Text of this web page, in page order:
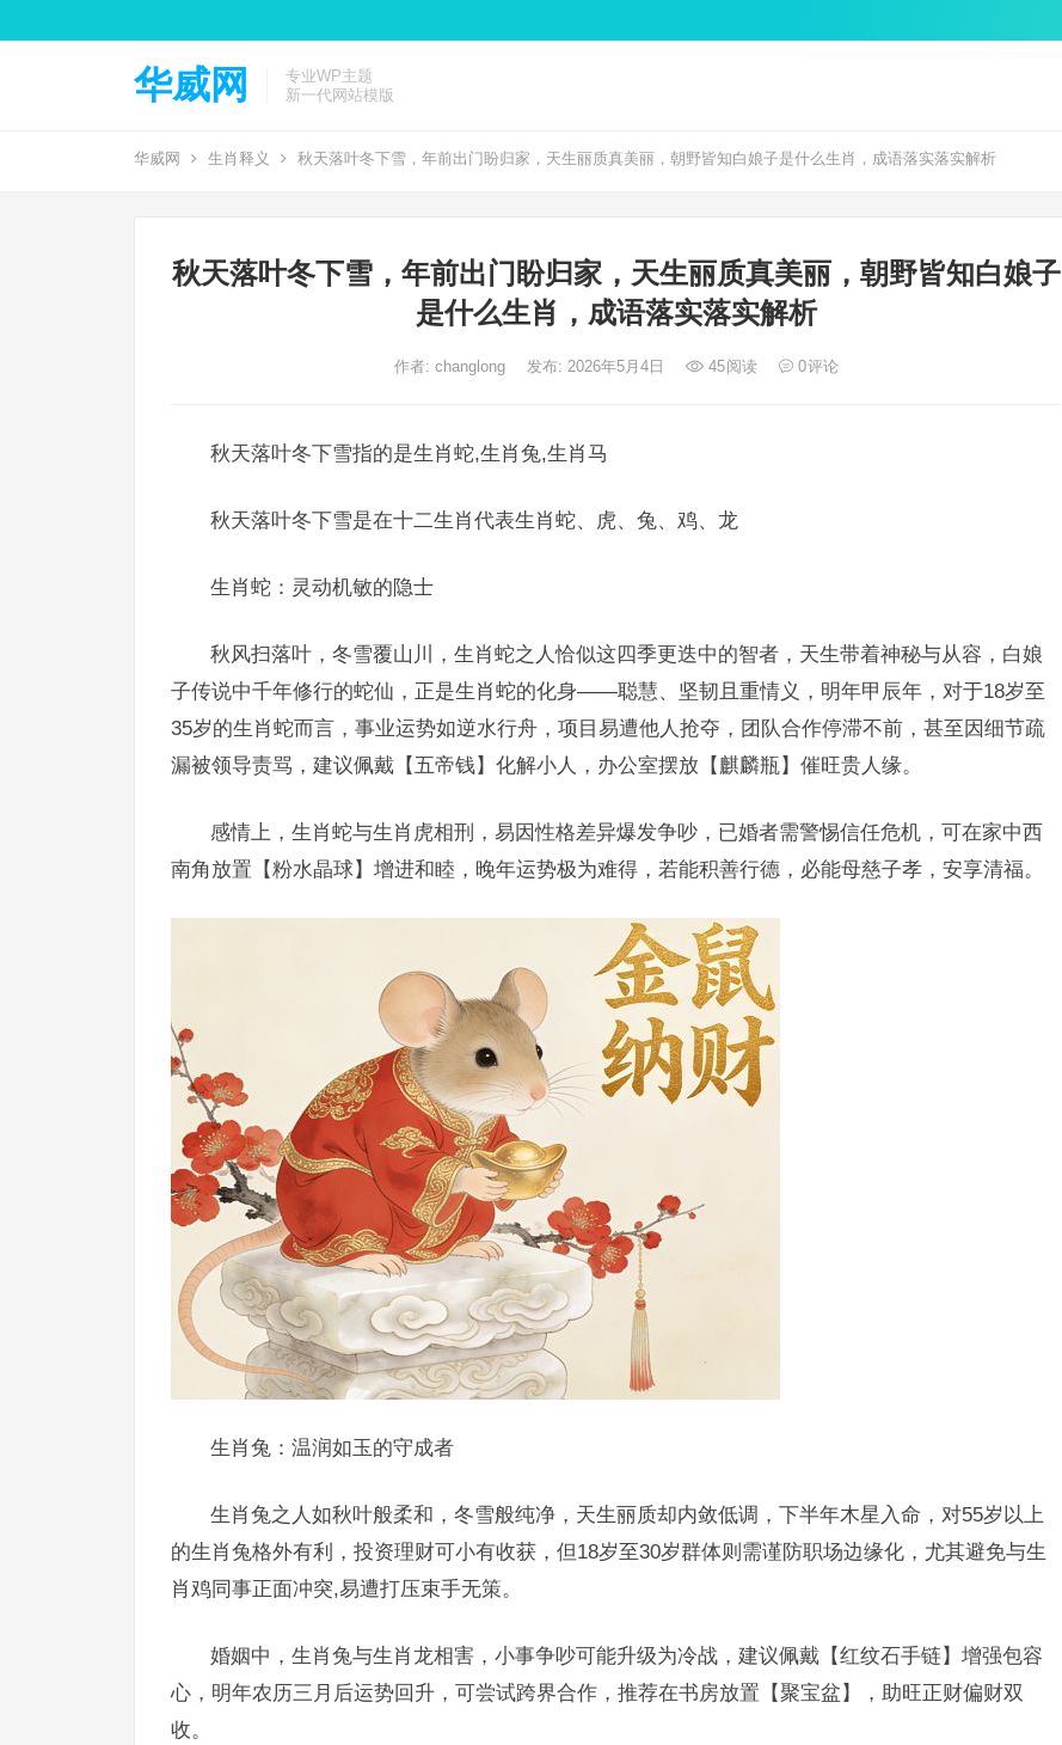
华威网
专业WP主题
新一代网站模版
华威网 生肖释义 秋天落叶冬下雪，年前出门盼归家，天生丽质真美丽，朝野皆知白娘子是什么生肖，成语落实落实解析
秋天落叶冬下雪，年前出门盼归家，天生丽质真美丽，朝野皆知白娘子
是什么生肖，成语落实落实解析
作者: changlong 发布: 2026年5月4日 45阅读 0评论
秋天落叶冬下雪指的是生肖蛇,生肖兔,生肖马
秋天落叶冬下雪是在十二生肖代表生肖蛇、虎、兔、鸡、龙
生肖蛇：灵动机敏的隐士
秋风扫落叶，冬雪覆山川，生肖蛇之人恰似这四季更迭中的智者，天生带着神秘与从容，白娘
子传说中千年修行的蛇仙，正是生肖蛇的化身——聪慧、坚韧且重情义，明年甲辰年，对于18岁至
35岁的生肖蛇而言，事业运势如逆水行舟，项目易遭他人抢夺，团队合作停滞不前，甚至因细节疏
漏被领导责骂，建议佩戴【五帝钱】化解小人，办公室摆放【麒麟瓶】催旺贵人缘。
感情上，生肖蛇与生肖虎相刑，易因性格差异爆发争吵，已婚者需警惕信任危机，可在家中西
南角放置【粉水晶球】增进和睦，晚年运势极为难得，若能积善行德，必能母慈子孝，安享清福。
生肖兔：温润如玉的守成者
生肖兔之人如秋叶般柔和，冬雪般纯净，天生丽质却内敛低调，下半年木星入命，对55岁以上
的生肖兔格外有利，投资理财可小有收获，但18岁至30岁群体则需谨防职场边缘化，尤其避免与生
肖鸡同事正面冲突,易遭打压束手无策。
婚姻中，生肖兔与生肖龙相害，小事争吵可能升级为冷战，建议佩戴【红纹石手链】增强包容
心，明年农历三月后运势回升，可尝试跨界合作，推荐在书房放置【聚宝盆】，助旺正财偏财双
收。